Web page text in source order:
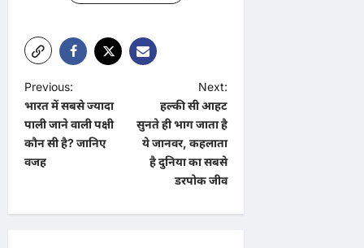
P
o
s
t
a
Previous:
भारत में सबसे ज्यादा
पाली जाने वाली पक्षी
कौन सी है? जानिए
वजह
Next:
हल्की सी आहट
सुनते ही भाग जाता है
ये जानवर, कहलाता
है दुनिया का सबसे
डरपोक जीव